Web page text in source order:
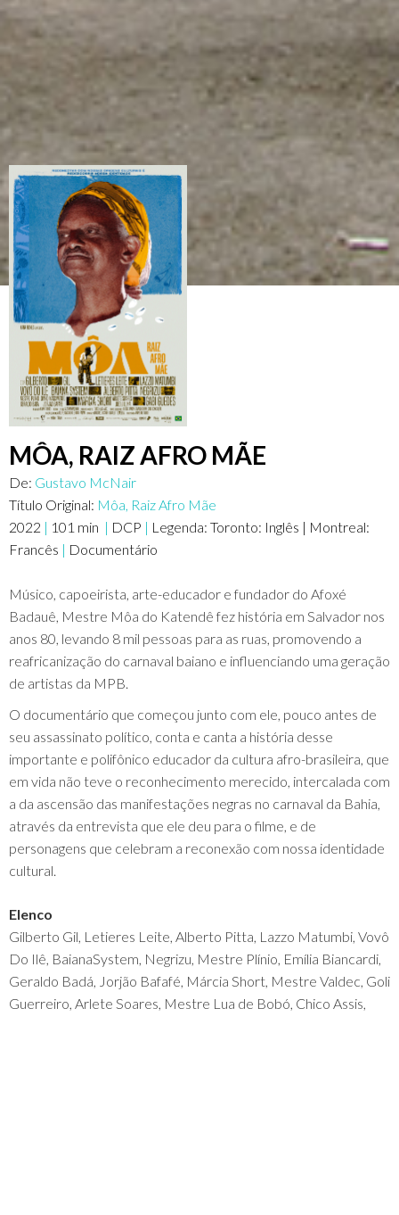
MÔA, RAIZ AFRO MÃE
De: Gustavo McNair
Título Original: Môa, Raiz Afro Mãe
2022 | 101 min | DCP | Legenda: Toronto: Inglês | Montreal:
Francês | Documentário
Músico, capoeirista, arte-educador e fundador do Afoxé
Badauê, Mestre Môa do Katendê fez história em Salvador nos
anos 80, levando 8 mil pessoas para as ruas, promovendo a
reafricanização do carnaval baiano e influenciando uma geração
de artistas da MPB.
O documentário que começou junto com ele, pouco antes de
seu assassinato político, conta e canta a história desse
importante e polifônico educador da cultura afro-brasileira, que
em vida não teve o reconhecimento merecido, intercalada com
a da ascensão das manifestações negras no carnaval da Bahia,
através da entrevista que ele deu para o filme, e de
personagens que celebram a reconexão com nossa identidade
cultural.
Elenco
Gilberto Gil, Letieres Leite, Alberto Pitta, Lazzo Matumbi, Vovô
Do Ilê, BaianaSystem, Negrizu, Mestre Plínio, Emília Biancardi,
Geraldo Badá, Jorjão Bafafé, Márcia Short, Mestre Valdec, Goli
Guerreiro, Arlete Soares, Mestre Lua de Bobó, Chico Assis,